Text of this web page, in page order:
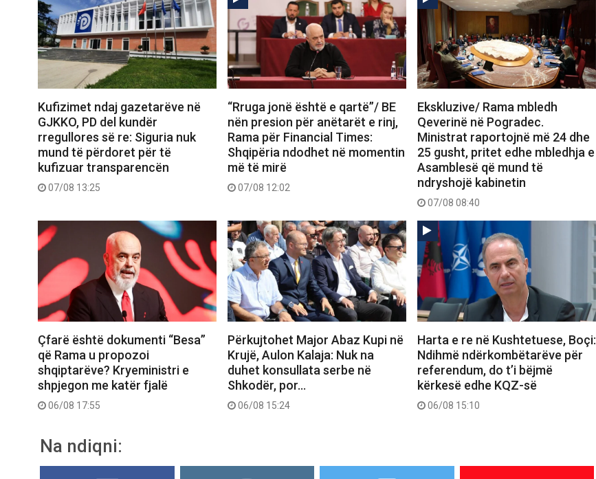
Kufizimet ndaj gazetarëve në
GJKKO, PD del kundër
rregullores së re: Siguria nuk
mund të përdoret për të
kufizuar transparencën
07/08 13:25
“Rruga jonë është e qartë”/ BE
nën presion për anëtarët e rinj,
Rama për Financial Times:
Shqipëria ndodhet në momentin
më të mirë
07/08 12:02
Ekskluzive/ Rama mbledh
Qeverinë në Pogradec.
Ministrat raportojnë më 24 dhe
25 gusht, pritet edhe mbledhja e
Asamblesë që mund të
ndryshojë kabinetin
07/08 08:40
Çfarë është dokumenti “Besa”
që Rama u propozoi
shqiptarëve? Kryeministri e
shpjegon me katër fjalë
06/08 17:55
Përkujtohet Major Abaz Kupi në
Krujë, Aulon Kalaja: Nuk na
duhet konsullata serbe në
Shkodër, por…
06/08 15:24
Harta e re në Kushtetuese, Boçi:
Ndihmë ndërkombëtarëve për
referendum, do t’i bëjmë
kërkesë edhe KQZ-së
06/08 15:10
Na ndiqni: